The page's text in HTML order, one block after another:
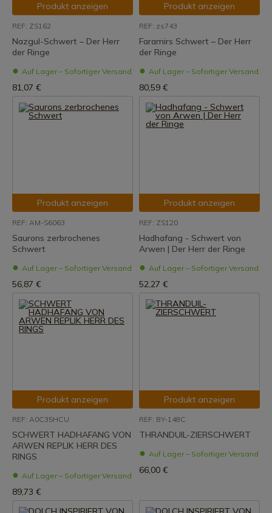
Produkt anzeigen
REF: ZS162
Nazgul-Schwert – Der Herr
der Ringe
Auf Lager – Sofortiger Versand
81,07 €
Produkt anzeigen
REF: zs743
Faramirs Schwert – Der Herr
der Ringe
Auf Lager – Sofortiger Versand
80,59 €
Produkt anzeigen
REF: AM-S6063
Saurons zerbrochenes
Schwert
Auf Lager – Sofortiger Versand
56,87 €
Produkt anzeigen
REF: ZS120
Hadhafang - Schwert von
Arwen | Der Herr der Ringe
Auf Lager – Sofortiger Versand
52,27 €
Produkt anzeigen
REF: A0C35HCU
SCHWERT HADHAFANG VON
ARWEN REPLIK HERR DES
RINGS
Auf Lager – Sofortiger Versand
89,73 €
Produkt anzeigen
REF: BY-148C
THRANDUIL-ZIERSCHWERT
Auf Lager – Sofortiger Versand
66,00 €